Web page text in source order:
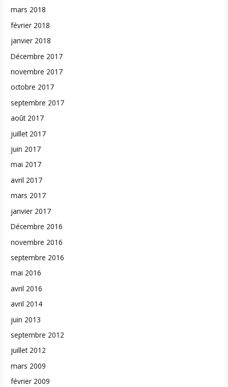
mars 2018
février 2018
janvier 2018
Décembre 2017
novembre 2017
octobre 2017
septembre 2017
août 2017
juillet 2017
juin 2017
mai 2017
avril 2017
mars 2017
janvier 2017
Décembre 2016
novembre 2016
septembre 2016
mai 2016
avril 2016
avril 2014
juin 2013
septembre 2012
juillet 2012
mars 2009
février 2009